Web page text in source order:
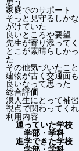
家庭でのサポート
そっと見守るしか
がけていた
良いところや要望
先生が寄り添って
とこが素晴らしか
た
その他気づいたこ
建物が古く交通面
良いなって思った
総合評価
浪人生にとって補
視点で関わってく
利用内容
通っていた学校
学部・学科
進学できた学校